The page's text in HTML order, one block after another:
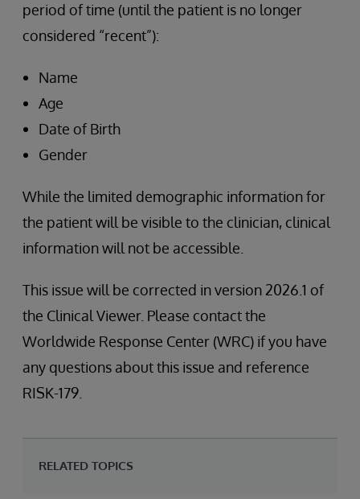
period of time (until the patient is no longer
considered “recent”):
Name
Age
Date of Birth
Gender
While the limited demographic information for
the patient will be visible to the clinician, clinical
information will not be accessible.
This issue will be corrected in version 2026.1 of
the Clinical Viewer. Please contact the
Worldwide Response Center (WRC) if you have
any questions about this issue and reference
RISK-179.
RELATED TOPICS